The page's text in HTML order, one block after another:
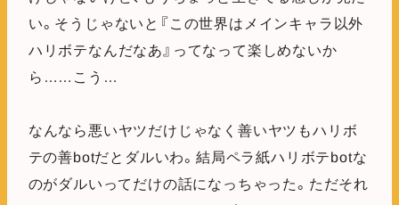
い。そうじゃないと『この世界はメインキャラ以外
ハリボテなんだなあ』ってなって楽しめないか
ら……こう…
なんなら悪いヤツだけじゃなく善いヤツもハリボ
テの善botだとダルいわ。結局ペラ紙ハリボテbotな
のがダルいってだけの話になっちゃった。ただそれ